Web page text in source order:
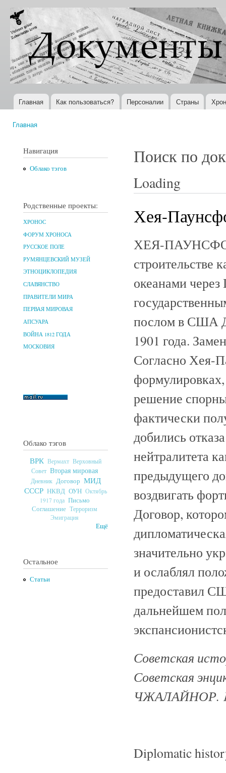
Документы
XX века
Всемирная
история в
Интернете
Главное меню
Главная Как пользоваться? Персоналии Страны
Главная
Навигация
Облако тэгов
Родственные проекты:
ХРОНОС
ФОРУМ ХРОНОСА
РУССКОЕ ПОЛЕ
РУМЯНЦЕВСКИЙ МУЗЕЙ
ЭТНОЦИКЛОПЕДИЯ
СЛАВЯНСТВО
ПРАВИТЕЛИ МИРА
ПЕРВАЯ МИРОВАЯ
АПСУАРА
ВОЙНА 1812 ГОДА
МОСКОВИЯ
Облако тэгов
ВРК Вермахт Верховный
Совет Вторая мировая
Дневник Договор МИД
СССР НКВД ОУН Октябрь
1917 года Письмо
Соглашение Терроризм
Эмиграция
Ещё
Остальное
Статьи
Поиск по
Loading
Хея-
ХЕЯ-
строительстве
океанами
послом в США
1901 года.
Согласно Хея-
решение
фактически
добились
нейтралитета
предыдущего
воздвигать
Договор,
значительно
и ослаблял
предоставил
дальнейшем
Советская
Советская
ЧЖАЛАЙНОР.
Diplomatic